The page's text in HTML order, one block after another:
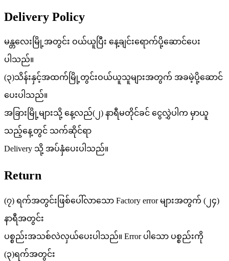
Delivery Policy
မန္တလေးမြို့အတွင်း ဝယ်ယူပြီး နေ့ချင်းရောက်ပို့ဆောင်ပေး
ပါသည်။
(၃)သိန်းနှင့်အထက်မြို့တွင်းဝယ်ယူသူများအတွက် အခမဲ့ပို့ဆောင်
ပေးပါသည်။
အခြားမြို့များသို့ နေ့လည်(၂) နာရီမတိုင်ခင် ငွေလွှဲပါက မှာယူ
သည့်နေ့တွင် သက်ဆိုင်ရာ
Delivery သို့ အပ်နှံပေးပါသည်။
Return
(၇) ရက်အတွင်းဖြစ်ပေါ်လာသော Factory error များအတွက် (၂၄)
နာရီအတွင်း
ပစ္စည်းအသစ်လဲလှယ်ပေးပါသည်။ Error ပါသော ပစ္စည်းကို
(၃)ရက်အတွင်း